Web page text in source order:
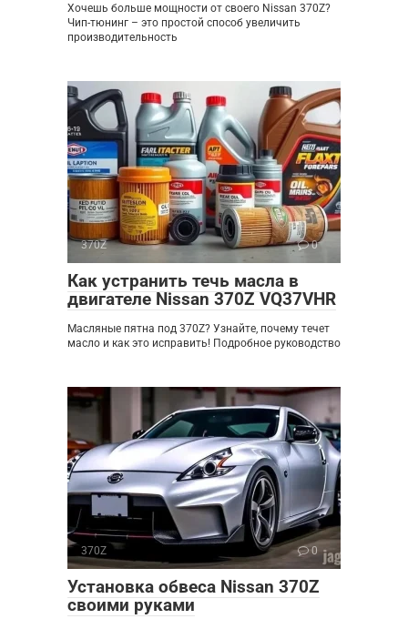
Хочешь больше мощности от своего Nissan 370Z?
Чип-тюнинг – это простой способ увеличить
производительность
370Z 0
Как устранить течь масла в
двигателе Nissan 370Z VQ37VHR
Масляные пятна под 370Z? Узнайте, почему течет
масло и как это исправить! Подробное руководство
370Z 0
Установка обвеса Nissan 370Z
своими руками